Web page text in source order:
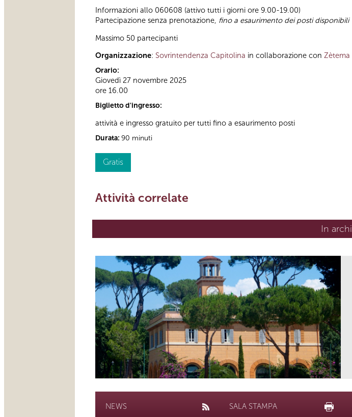
Informazioni allo 060608 (attivo tutti i giorni ore 9.00-19.00)
Partecipazione senza prenotazione, fino a esaurimento dei posti disponibili
Massimo 50 partecipanti
Organizzazione: Sovrintendenza Capitolina in collaborazione con
Orario:
Giovedì 27 novembre 2025
ore 16.00
Biglietto d'ingresso:
attività e ingresso gratuito per tutti fino a esaurimento posti
Durata: 90 minuti
Gratis
Attività correlate
In
NEWS SALA STAMPA